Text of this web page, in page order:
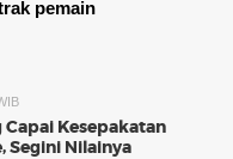
pemain
Kesepakatan
Segini Nilainya